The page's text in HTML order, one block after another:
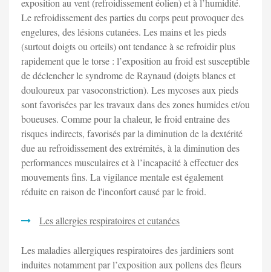
exposition au vent (refroidissement éolien) et à l’humidité.
Le refroidissement des parties du corps peut provoquer des
engelures, des lésions cutanées. Les mains et les pieds
(surtout doigts ou orteils) ont tendance à se refroidir plus
rapidement que le torse : l’exposition au froid est susceptible
de déclencher le syndrome de Raynaud (doigts blancs et
douloureux par vasoconstriction). Les mycoses aux pieds
sont favorisées par les travaux dans des zones humides et/ou
boueuses. Comme pour la chaleur, le froid entraine des
risques indirects, favorisés par la diminution de la dextérité
due au refroidissement des extrémités, à la diminution des
performances musculaires et à l’incapacité à effectuer des
mouvements fins. La vigilance mentale est également
réduite en raison de l'inconfort causé par le froid.
Les allergies respiratoires et cutanées
Les maladies allergiques respiratoires des jardiniers sont
induites notamment par l’exposition aux pollens des fleurs